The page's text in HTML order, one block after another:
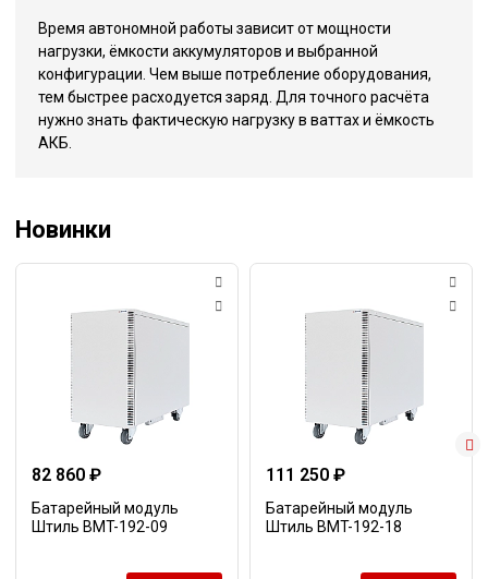
Время автономной работы зависит от мощности
нагрузки, ёмкости аккумуляторов и выбранной
конфигурации. Чем выше потребление оборудования,
тем быстрее расходуется заряд. Для точного расчёта
нужно знать фактическую нагрузку в ваттах и ёмкость
АКБ.
Новинки
82 860 ₽
Батарейный модуль
Штиль BMT-192-09
111 250 ₽
Батарейный модуль
Штиль BMT-192-18